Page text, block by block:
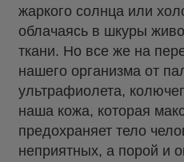
жаркого солнца или
облачаясь в шкуры
ткани. Но все же на
нашего организма от
ультрафиолета,
наша кожа, которая
предохраняет тело
неприятных, а порой и